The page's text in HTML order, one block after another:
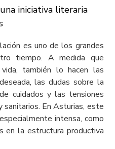
iniciativa literaria
es uno de los grandes
tiempo. A medida que
también lo hacen las
las dudas sobre la
cuidados y las tensiones
sanitarios. En Asturias, este
intensa, como
en la estructura productiva